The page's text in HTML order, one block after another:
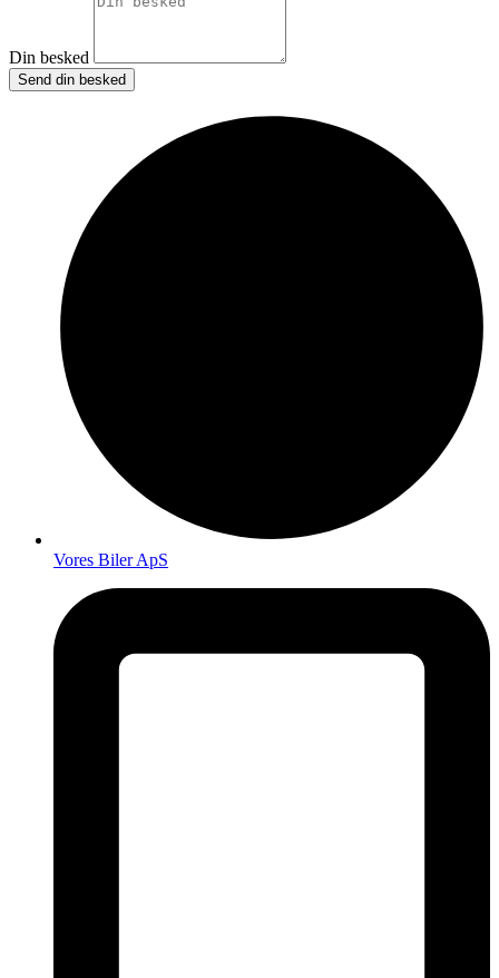
Din besked
Send din besked
Vores Biler ApS